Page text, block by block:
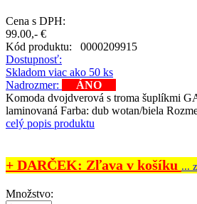
Cena s DPH:
99.00,- €
Kód produktu: 0000209915
Dostupnosť:
Skladom viac ako 50 ks
Nadrozmer:
ÁNO
Komoda dvojdverová s troma šuplíkmi
laminovaná Farba: dub wotan/biela
celý popis produktu
+ DARČEK: Zľava v košíku ...
Množstvo: